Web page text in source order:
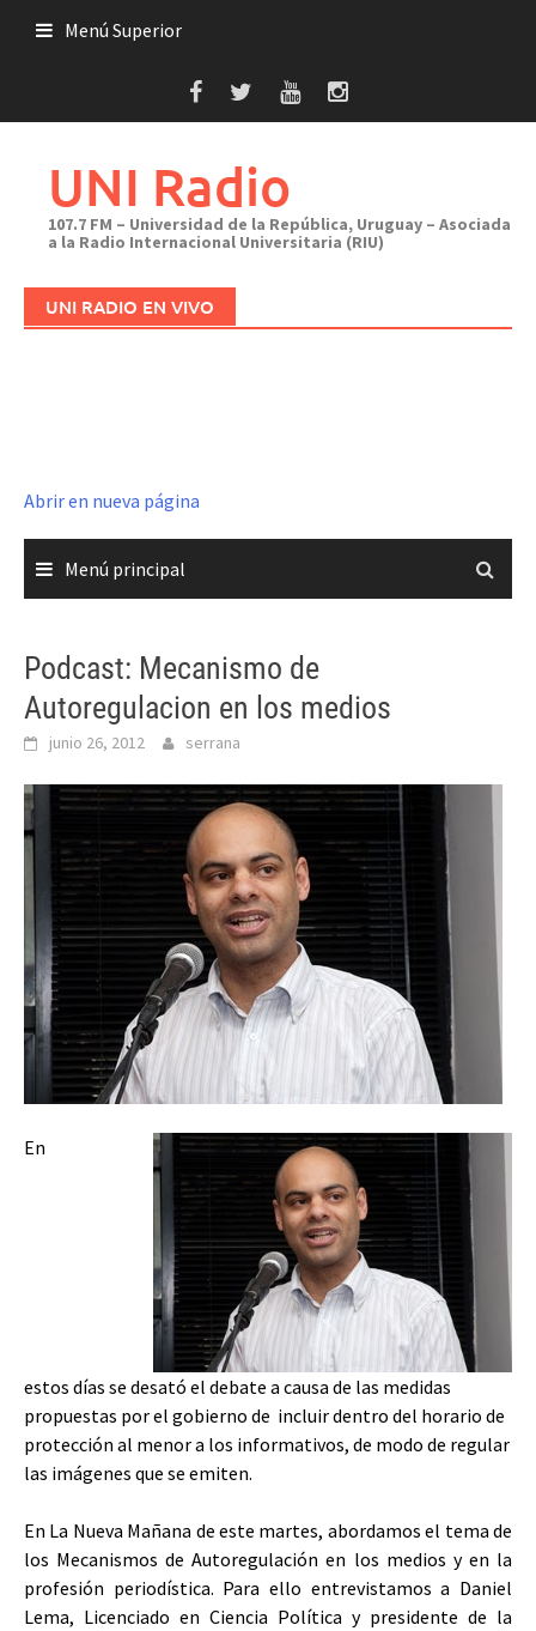
Menú Superior
UNI Radio
107.7 FM – Universidad de la República, Uruguay – Asociada
a la Radio Internacional Universitaria (RIU)
UNI RADIO EN VIVO
Abrir en nueva página
Menú principal
Podcast: Mecanismo de
Autoregulacion en los medios
junio 26, 2012 serrana
En
estos días se desató el debate a causa de las medidas
propuestas por el gobierno de incluir dentro del horario de
protección al menor a los informativos, de modo de regular
las imágenes que se emiten.
En La Nueva Mañana de este martes, abordamos el tema de
los Mecanismos de Autoregulación en los medios y en la
profesión periodística. Para ello entrevistamos a Daniel
Lema, Licenciado en Ciencia Política y presidente de la